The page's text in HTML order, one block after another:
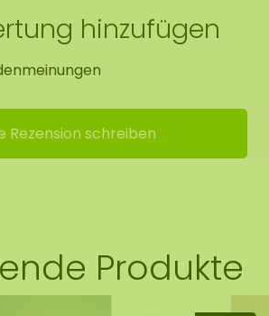
hinzufügen
Rezension schreiben
Produkte